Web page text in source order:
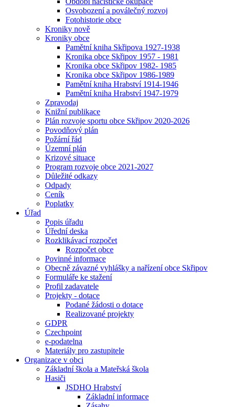
Osvobození a poválečný rozvoj
Fotohistorie obce
Kroniky nově
Kroniky obce
Pamětní kniha Skřipova 1927-1938
Kronika obce Skřipov 1957 - 1981
Kronika obce Skřipov 1982- 1985
Kronika obce Skřipov 1986-1989
Pamětní kniha Hrabství 1914-1946
Pamětní kniha Hrabství 1947-1979
Zpravodaj
Knižní publikace
Plán rozvoje sportu obce Skřipov 2020-2026
Povodňový plán
Požární řád
Územní plán
Krizové situace
Program rozvoje obce 2021-2027
Důležité odkazy
Odpady
Ceník
Poplatky
Úřad
Popis úřadu
Úřední deska
Rozklikávací rozpočet
Rozpočet obce
Povinné informace
Obecně závazné vyhlášky a nařízení obce Skřipov
Formuláře ke stažení
Profil zadavatele
Projekty - dotace
Podané žádosti o dotace
Realizované projekty
GDPR
Czechpoint
e-podatelna
Materiály pro zastupitele
Organizace v obci
Základní škola a Mateřská škola
Hasiči
JSDHO Hrabství
Základní informace